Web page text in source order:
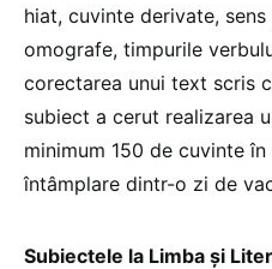
hiat, cuvinte derivate,
omografe, timpurile
corectarea unui text scris
subiect a cerut realizarea
minimum 150 de cuvinte
întâmplare dintr-o zi de
Subiectele la Limba și